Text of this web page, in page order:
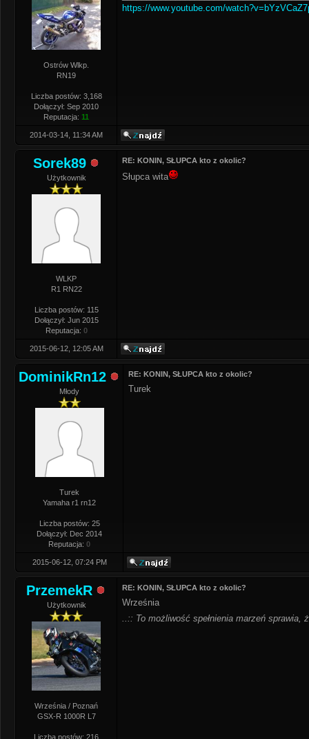
Ostrów Wlkp.
RN19
Liczba postów: 3,168
Dołączył: Sep 2010
Reputacja: 11
https://www.youtube.com/
2014-03-14, 11:34 AM
Sorek89
Użytkownik
WLKP
R1 RN22
Liczba postów: 115
Dołączył: Jun 2015
Reputacja: 0
RE: KONIN, SŁUPCA kto z okolic?
Słupca wita
2015-06-12, 12:05 AM
DominikRn12
Młody
Turek
Yamaha r1 rn12
Liczba postów: 25
Dołączył: Dec 2014
Reputacja: 0
RE: KONIN, SŁUPCA kto z okolic?
Turek
2015-06-12, 07:24 PM
PrzemekR
Użytkownik
Września / Poznań
GSX-R 1000R L7
Liczba postów: 216
RE: KONIN, SŁUPCA kto z okolic?
Września
..:: To możliwość spełnienia marzeń